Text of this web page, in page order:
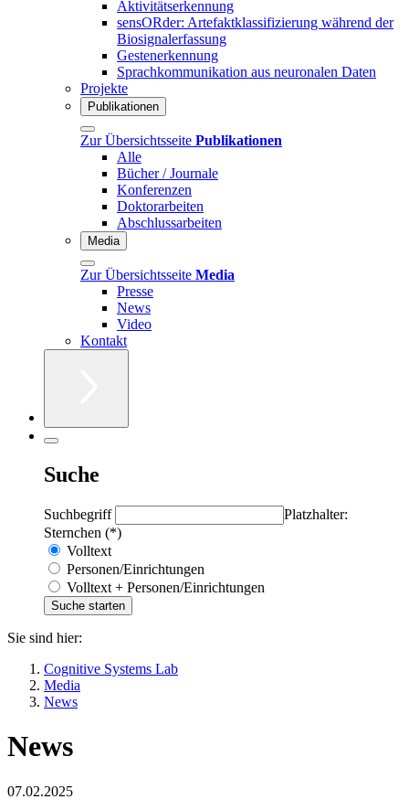
Aktivitätserkennung
sensORder: Artefaktklassifizierung während der
Biosignalerfassung
Gestenerkennung
Sprachkommunikation aus neuronalen Daten
Projekte
Publikationen
Zur Übersichtsseite Publikationen
Alle
Bücher / Journale
Konferenzen
Doktorarbeiten
Abschlussarbeiten
Media
Zur Übersichtsseite Media
Presse
News
Video
Kontakt
Suche
Suchbegriff
Platzhalter:
Sternchen (*)
Volltext
Personen/Einrichtungen
Volltext + Personen/Einrichtungen
Sie sind hier:
Cognitive Systems Lab
Media
News
News
07.02.2025